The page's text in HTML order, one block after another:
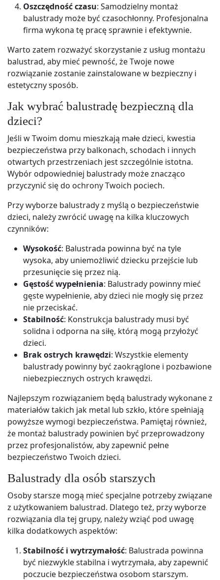
Oszczędność czasu: Samodzielny montaż
balustrady może być czasochłonny. Profesjonalna
firma wykona tę pracę sprawnie i efektywnie.
Warto zatem rozważyć skorzystanie z usług montażu
balustrad, aby mieć pewność, że Twoje nowe
rozwiązanie zostanie zainstalowane w bezpieczny i
estetyczny sposób.
Jak wybrać balustradę bezpieczną dla
dzieci?
Jeśli w Twoim domu mieszkają małe dzieci, kwestia
bezpieczeństwa przy balkonach, schodach i innych
otwartych przestrzeniach jest szczególnie istotna.
Wybór odpowiedniej balustrady może znacząco
przyczynić się do ochrony Twoich pociech.
Przy wyborze balustrady z myślą o bezpieczeństwie
dzieci, należy zwrócić uwagę na kilka kluczowych
czynników:
Wysokość: Balustrada powinna być na tyle
wysoka, aby uniemożliwić dziecku przejście lub
przesunięcie się przez nią.
Gęstość wypełnienia: Balustrady powinny mieć
gęste wypełnienie, aby dzieci nie mogły się przez
nie przeciskać.
Stabilność: Konstrukcja balustrady musi być
solidna i odporna na siłę, którą mogą przyłożyć
dzieci.
Brak ostrych krawędzi: Wszystkie elementy
balustrady powinny być zaokrąglone i pozbawione
niebezpiecznych ostrych krawędzi.
Najlepszym rozwiązaniem będą balustrady wykonane z
materiałów takich jak metal lub szkło, które spełniają
powyższe wymogi bezpieczeństwa. Pamiętaj również,
że montaż balustrady powinien być przeprowadzony
przez profesjonalistów, aby zapewnić pełne
bezpieczeństwo Twoich dzieci.
Balustrady dla osób starszych
Osoby starsze mogą mieć specjalne potrzeby związane
z użytkowaniem balustrad. Dlatego też, przy wyborze
rozwiązania dla tej grupy, należy wziąć pod uwagę
kilka dodatkowych aspektów:
Stabilność i wytrzymałość: Balustrada powinna
być niezwykle stabilna i wytrzymała, aby zapewnić
poczucie bezpieczeństwa osobom starszym.